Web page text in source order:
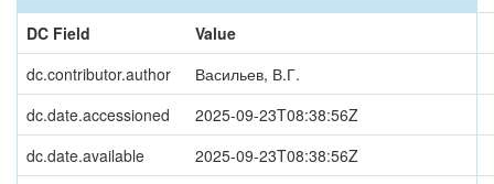
DC Field
Value
dc.contributor.author
Васильев, В.Г.
dc.date.accessioned
2025-09-23T08:38:56Z
dc.date.available
2025-09-23T08:38:56Z